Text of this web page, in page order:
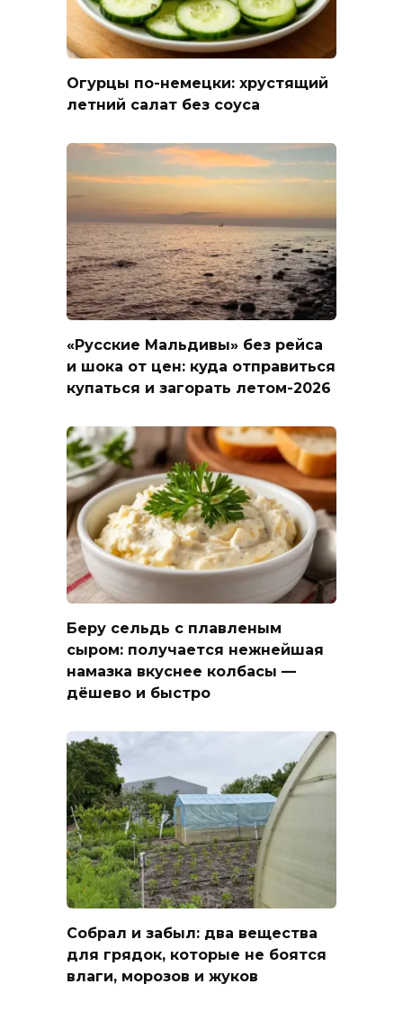
Огурцы по-немецки: хрустящий
летний салат без соуса
«Русские Мальдивы» без рейса
и шока от цен: куда отправиться
купаться и загорать летом-2026
Беру сельдь с плавленым
сыром: получается нежнейшая
намазка вкуснее колбасы —
дёшево и быстро
Собрал и забыл: два вещества
для грядок, которые не боятся
влаги, морозов и жуков